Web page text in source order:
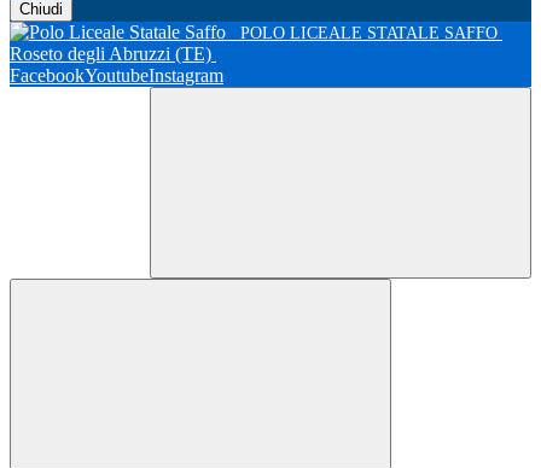
Chiudi
POLO LICEALE STATALE SAFFO
Roseto degli Abruzzi (TE)
FacebookYoutubeInstagram